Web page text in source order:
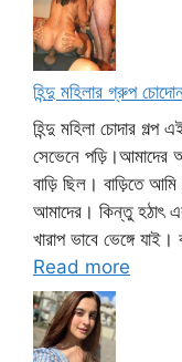
হিন্দু মহিলার গ্রুপ
হিন্দু মহিলা চোদার
সেভেনে পড়ি।আমাদের
বাড়ি ছিল। বাড়িতে
আমাদের। কিন্তু হঠাৎ
খারাপ ভাবে ভেঙ্গে
Read more